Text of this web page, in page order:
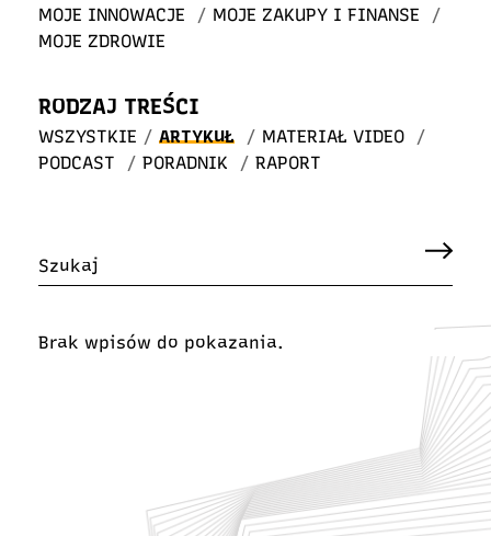
MOJE INNOWACJE
/ MOJE ZAKUPY I FINANSE
/
MOJE ZDROWIE
RODZAJ TREŚCI
WSZYSTKIE / ARTYKUŁ / MATERIAŁ VIDEO
/
PODCAST
/ PORADNIK / RAPORT
Brak wpisów do pokazania.